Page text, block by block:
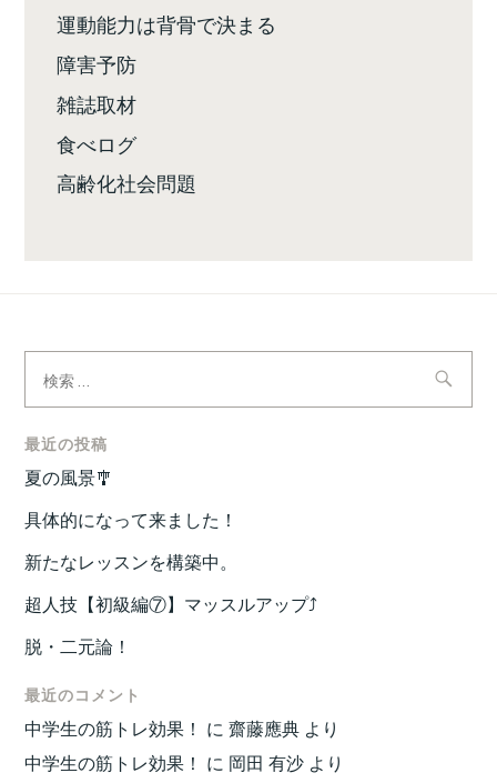
運動能力は背骨で決まる
障害予防
雑誌取材
食べログ
高齢化社会問題
索:
最近の投稿
夏の風景🎐
具体的になって来ました！
新たなレッスンを構築中。
超人技【初級編⑦】マッスルアップ⤴️
脱・二元論！
最近のコメント
中学生の筋トレ効果！ に齋藤應典 より
中学生の筋トレ効果！ に 岡田 有沙 より